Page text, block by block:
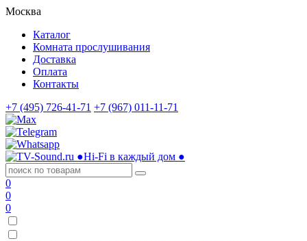
Москва
Каталог
Комната прослушивания
Доставка
Оплата
Контакты
+7 (495) 726-41-71 +7 (967) 011-11-71
●Hi-Fi в каждый дом ●
0
0
0